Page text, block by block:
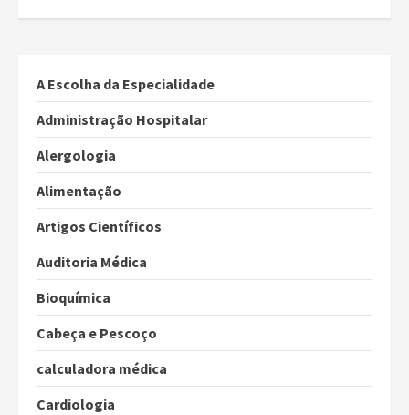
A Escolha da Especialidade
Administração Hospitalar
Alergologia
Alimentação
Artigos Científicos
Auditoria Médica
Bioquímica
Cabeça e Pescoço
calculadora médica
Cardiologia